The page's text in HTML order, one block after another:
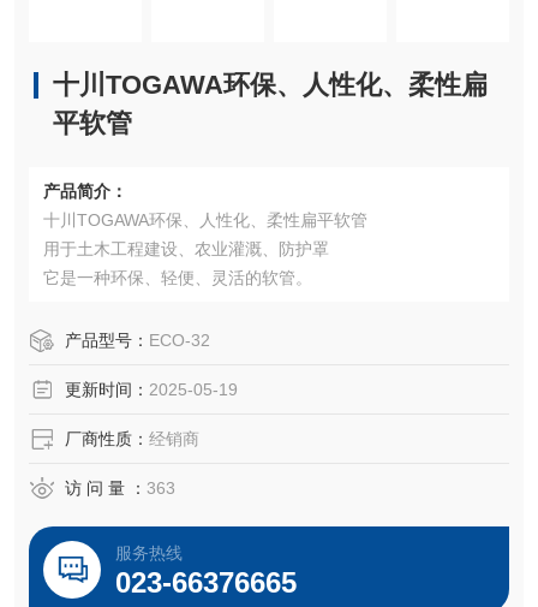
十川TOGAWA环保、人性化、柔性扁
平软管
产品简介：
十川TOGAWA环保、人性化、柔性扁平软管
用于土木工程建设、农业灌溉、防护罩
它是一种环保、轻便、灵活的软管。
产品型号： ECO-32
更新时间： 2025-05-19
厂商性质： 经销商
访 问 量 ： 363
服务热线
023-66376665